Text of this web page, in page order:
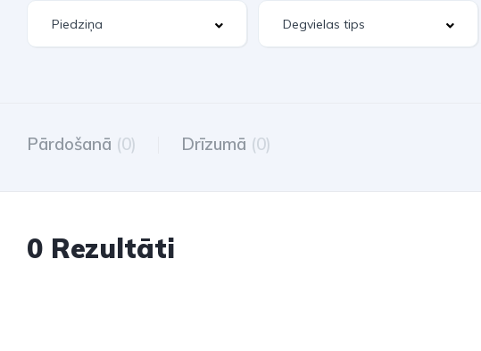
Pārdošanā (0) Drīzumā (0)
0 Rezultāti